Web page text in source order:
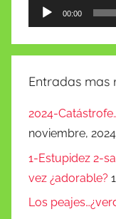
Reproductor
de
audio
00:00
Entradas mas
2024-
noviembre, 2024
1-Estupidez 2-
vez ¿adorable?
Los